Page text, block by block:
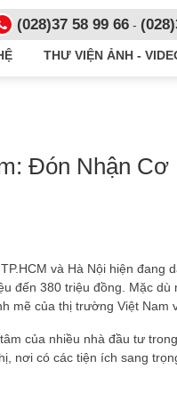
(028)37 58 99 66 -
THƯ VIỆN ẢNH -
Đón Nhận Cơ
và Hà Nội hiện đang
đến 380 triệu đồng. Mặc dù
mẽ của thị trường Việt Nam
của nhiều nhà đầu tư
nơi có các tiện ích sang